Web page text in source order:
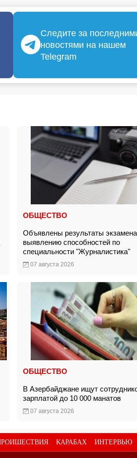
Следите за
новостями на нашем
Telegram
ОБЩЕСТВО
Объявлены результаты
выявлению способностей по
специальности "Журналистика"
07 августа 2026
ОБЩЕСТВО
В Азербайджане ищут
зарплатой до 10 000 манатов
07 августа 2026
КАРАБАХ ИНТЕРВЬЮ